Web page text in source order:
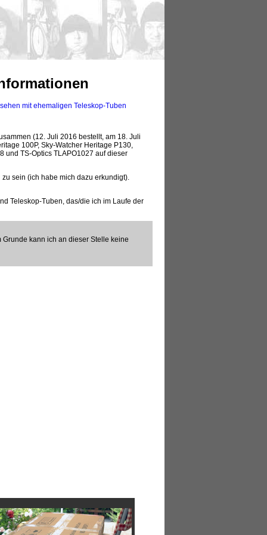
mit ehemaligen Teleskop-Tuben
(12. Juli 2016 bestellt, am 18. Juli
100P, Sky-Watcher Heritage P130,
und TS-Optics TLAPO1027 auf dieser
zu sein (ich habe mich dazu erkundigt).
Teleskop-Tuben, das/die ich im Laufe der
Grunde kann ich an dieser Stelle keine